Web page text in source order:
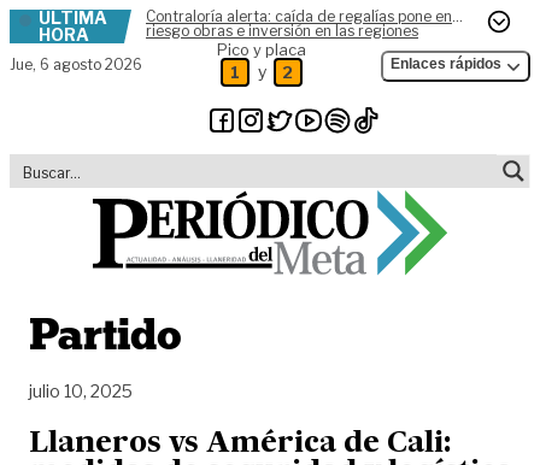
Skip to content
ÚLTIMA
HORA
Contraloría alerta: caída de regalías pone en
riesgo obras e inversión en las regiones
Jue, 6 agosto 2026
Pico y placa
1 y 2 Enlaces rápidos
Partido
julio 10, 2025
Llaneros vs América de Cali: